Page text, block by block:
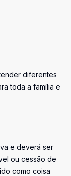
diferentes
toda a família e
e deverá ser
ou cessão de
como coisa